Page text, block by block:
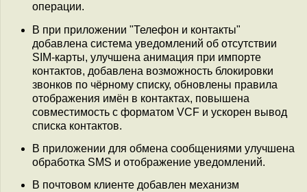
операции.
В при приложении "Телефон и контакты"
добавлена система уведомлений об отсутствии
SIM-карты, улучшена анимация при импорте
контактов, добавлена возможность блокировки
звонков по чёрному списку, обновлены правила
отображения имён в контактах, повышена
совместимость с форматом VCF и ускорен вывод
списка контактов.
В приложении для обмена сообщениями улучшена
обработка SMS и отображение уведомлений.
В почтовом клиенте добавлен механизм